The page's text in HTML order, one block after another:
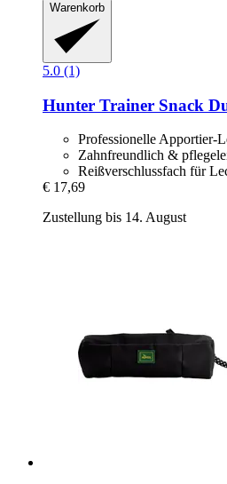
Warenkorb
5.0 (1)
Hunter Trainer Snack
Professionelle Apportier-
Zahnfreundlich &
Reißverschlussfach für
€ 17,69
Zustellung bis 14. August